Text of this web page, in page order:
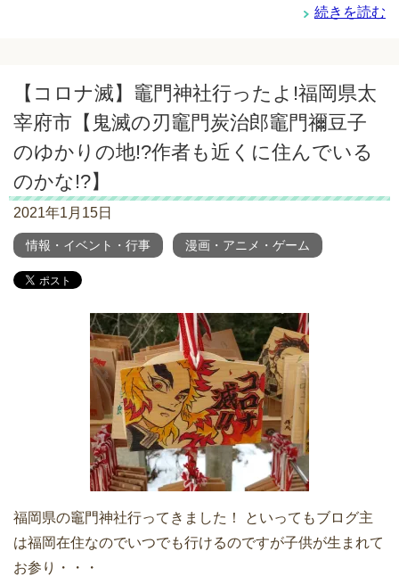
続きを読む
【コロナ滅】竈門神社行ったよ!福岡県太
宰府市【鬼滅の刃竈門炭治郎竈門禰豆子
のゆかりの地!?作者も近くに住んでいる
のかな!?】
2021年1月15日
情報・イベント・行事 漫画・アニメ・ゲーム
福岡県の竈門神社行ってきました！ といってもブログ主
は福岡在住なのでいつでも行けるのですが子供が生まれて
お参り・・・